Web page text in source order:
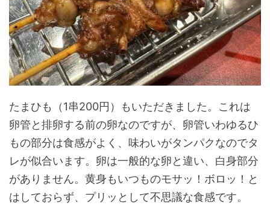
たまひも（1串200円）もいただきました。これは
卵管と排卵する前の卵なのですが、卵管いわゆるひ
もの部分は食感がよく、味わいがタンパクなのでタ
レが似合います。卵は一般的な卵と違い、白身部分
がありません。黄身もいつものモサッ！ボロッ！と
はしておらず、プリッとして不思議な食感です。